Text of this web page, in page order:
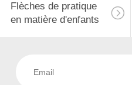
Flèches de pratique
en matière d'enfants